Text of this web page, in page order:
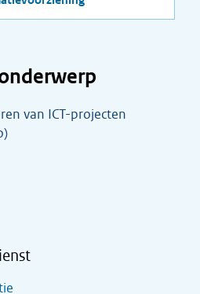
van ICT-projecten